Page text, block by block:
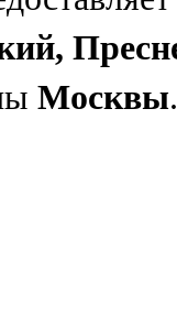
Москвы.